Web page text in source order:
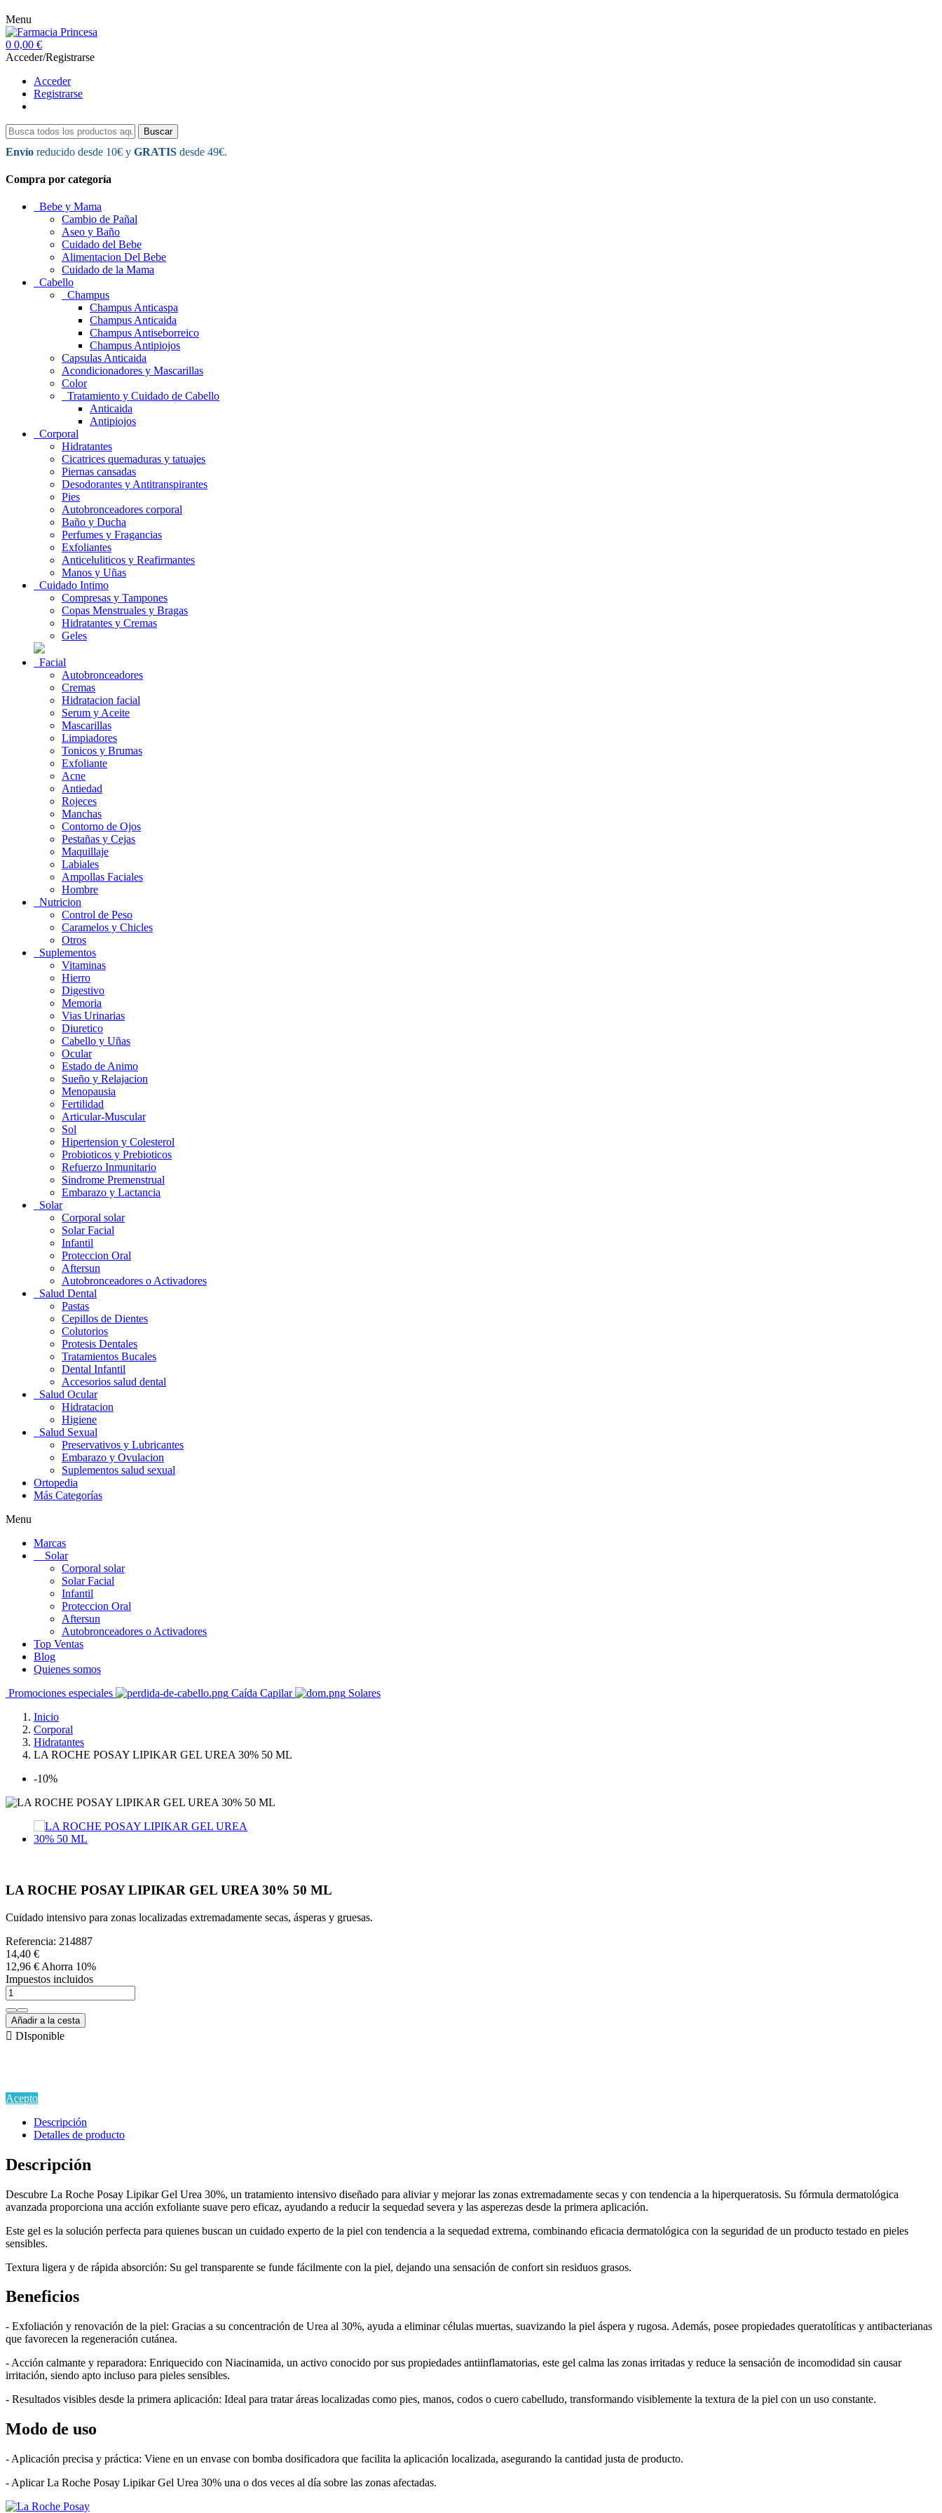
Menu
0 0,00 €
Acceder/Registrarse
Acceder
Registrarse
Buscar
Envío reducido desde 10€ y GRATIS desde 49€.
Compra por categoría
Bebe y Mama
Cambio de Pañal
Aseo y Baño
Cuidado del Bebe
Alimentacion Del Bebe
Cuidado de la Mama
Cabello
Champus
Champus Anticaspa
Champus Anticaida
Champus Antiseborreico
Champus Antipiojos
Capsulas Anticaida
Acondicionadores y Mascarillas
Color
Tratamiento y Cuidado de Cabello
Anticaida
Antipiojos
Corporal
Hidratantes
Cicatrices quemaduras y tatuajes
Piernas cansadas
Desodorantes y Antitranspirantes
Pies
Autobronceadores corporal
Baño y Ducha
Perfumes y Fragancias
Exfoliantes
Anticeluliticos y Reafirmantes
Manos y Uñas
Cuidado Intimo
Compresas y Tampones
Copas Menstruales y Bragas
Hidratantes y Cremas
Geles
Facial
Autobronceadores
Cremas
Hidratacion facial
Serum y Aceite
Mascarillas
Limpiadores
Tonicos y Brumas
Exfoliante
Acne
Antiedad
Rojeces
Manchas
Contorno de Ojos
Pestañas y Cejas
Maquillaje
Labiales
Ampollas Faciales
Hombre
Nutricion
Control de Peso
Caramelos y Chicles
Otros
Suplementos
Vitaminas
Hierro
Digestivo
Memoria
Vias Urinarias
Diuretico
Cabello y Uñas
Ocular
Estado de Animo
Sueño y Relajacion
Menopausia
Fertilidad
Articular-Muscular
Sol
Hipertension y Colesterol
Probioticos y Prebioticos
Refuerzo Inmunitario
Sindrome Premenstrual
Embarazo y Lactancia
Solar
Corporal solar
Solar Facial
Infantil
Proteccion Oral
Aftersun
Autobronceadores o Activadores
Salud Dental
Pastas
Cepillos de Dientes
Colutorios
Protesis Dentales
Tratamientos Bucales
Dental Infantil
Accesorios salud dental
Salud Ocular
Hidratacion
Higiene
Salud Sexual
Preservativos y Lubricantes
Embarazo y Ovulacion
Suplementos salud sexual
Ortopedia
Más Categorías
Menu
Marcas
Solar
Corporal solar
Solar Facial
Infantil
Proteccion Oral
Aftersun
Autobronceadores o Activadores
Top Ventas
Blog
Quienes somos
Promociones especiales
Caída Capilar
Solares
Inicio
Corporal
Hidratantes
LA ROCHE POSAY LIPIKAR GEL UREA 30% 50 ML
-10%
LA ROCHE POSAY LIPIKAR GEL UREA 30% 50 ML
Cuidado intensivo para zonas localizadas extremadamente secas, ásperas y gruesas.
Referencia: 214887
14,40 €
12,96 € Ahorra 10%
Impuestos incluidos
Añadir a la cesta
 DIsponible
Acepto
Descripción
Detalles de producto
Descripción
Descubre La Roche Posay Lipikar Gel Urea 30%, un tratamiento intensivo diseñado para aliviar y mejorar las zonas extremadamente secas y con tendencia a la hiperqueratosis. Su fórmula dermatológica
avanzada proporciona una acción exfoliante suave pero eficaz, ayudando a reducir la sequedad severa y las asperezas desde la primera aplicación.
Este gel es la solución perfecta para quienes buscan un cuidado experto de la piel con tendencia a la sequedad extrema, combinando eficacia dermatológica con la seguridad de un producto testado en pieles
sensibles.
Textura ligera y de rápida absorción: Su gel transparente se funde fácilmente con la piel, dejando una sensación de confort sin residuos grasos.
Beneficios
- Exfoliación y renovación de la piel: Gracias a su concentración de Urea al 30%, ayuda a eliminar células muertas, suavizando la piel áspera y rugosa. Además, posee propiedades queratolíticas y antibacterianas
que favorecen la regeneración cutánea.
- Acción calmante y reparadora: Enriquecido con Niacinamida, un activo conocido por sus propiedades antiinflamatorias, este gel calma las zonas irritadas y reduce la sensación de incomodidad sin causar
irritación, siendo apto incluso para pieles sensibles.
- Resultados visibles desde la primera aplicación: Ideal para tratar áreas localizadas como pies, manos, codos o cuero cabelludo, transformando visiblemente la textura de la piel con un uso constante.
Modo de uso
- Aplicación precisa y práctica: Viene en un envase con bomba dosificadora que facilita la aplicación localizada, asegurando la cantidad justa de producto.
- Aplicar La Roche Posay Lipikar Gel Urea 30% una o dos veces al día sobre las zonas afectadas.